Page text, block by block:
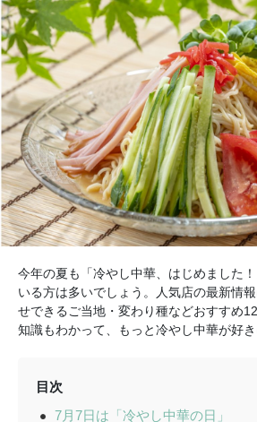
今年の夏も「冷やし中華、はじめました
いる方は多いでしょう。人気店の最新情
せできるご当地・変わり種などおすすめ
知識もわかって、もっと冷やし中華が好き
目次
7月7日は「冷やし中華の日」